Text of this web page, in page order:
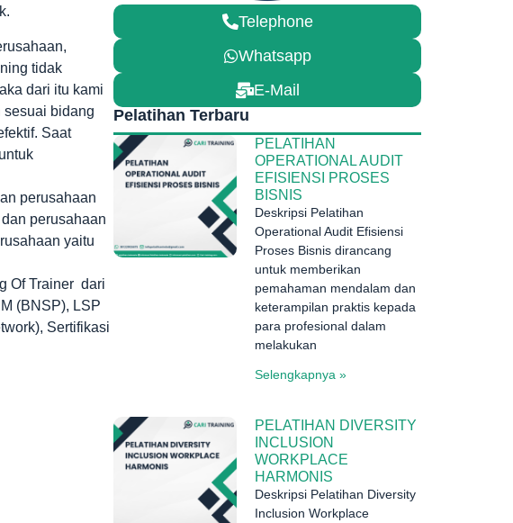
tidak
dari itu kami
sesuai bidang
Saat
perusahaan
perusahaan
yaitu
Of Trainer dari
(BNSP), LSP
Sertifikasi
Telephone
Whatsapp
E-Mail
Pelatihan Terbaru
PELATIHAN
OPERATIONAL AUDIT
EFISIENSI PROSES
BISNIS
Deskripsi Pelatihan
Operational Audit Efisiensi
Proses Bisnis dirancang
untuk memberikan
pemahaman mendalam dan
keterampilan praktis kepada
para profesional dalam
melakukan
Selengkapnya »
PELATIHAN DIVERSITY
INCLUSION
WORKPLACE
HARMONIS
Deskripsi Pelatihan Diversity
Inclusion Workplace